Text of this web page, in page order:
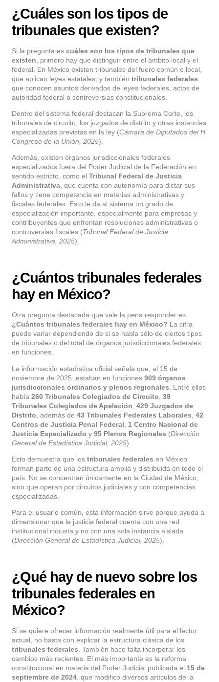
¿Cuáles son los tipos de
tribunales que existen?
Si la pregunta es cuáles son los tipos de tribunales que
existen , primero hay que distinguir entre el ámbito local y el
federal. En México existen tribunales del fuero común o local,
que aplican leyes estatales, y también tribunales federales
que conocen asuntos derivados de leyes federales, actos de
autoridad federal o controversias constitucionales.
Dentro del sistema federal destacan la Suprema Corte, los
tribunales de circuito, los juzgados de distrito y otras instancias
especializadas previstas en la ley (Cámara de Diputados del H.
Congreso de la Unión, 2025).
Además, existen órganos jurisdiccionales federales
especializados fuera del Poder Judicial de la Federación en
sentido estricto, como el Tribunal Federal de Justicia
Administrativa, que cuenta con autonomía para dictar sus
fallos y tiene competencia en materias administrativas y
fiscales federales. Esto le da al sistema un grado de
especialización importante, especialmente para empresas y
contribuyentes que enfrentan resoluciones administrativas o
controversias fiscales (Tribunal Federal de Justicia
Administrativa, 2025).
¿Cuántos tribunales federales
hay en México?
Otra pregunta destacada que vale la pena responder es:
¿Cuántos tribunales federales hay en México? La cifra
puede variar dependiendo de si se habla sólo de ciertos tipos
de tribunales o del total de órganos jurisdiccionales federales
en funciones.
La información estadística oficial señala que, al 15 de
noviembre de 2025, estaban en funciones 909 órganos
jurisdiccionales ordinarios y plenos regionales . Entre ellos
había 260 Tribunales Colegiados de Circuito 39
Tribunales Colegiados de Apelación 429 Juzgados de
Distrito , además de 43 Tribunales Federales Laborales 42
Centros de Justicia Penal Federal
1 Centro Nacional de
Justicia Especializado y 95 Plenos Regionales (Dirección
General de Estadística Judicial, 2025).
Esto demuestra que los tribunales federales en México
forman parte de una estructura amplia y distribuida en todo el
país. No se concentran únicamente en la Ciudad de México,
sino que operan por circuitos judiciales y con competencias
especializadas.
Para el usuario común, esta información sirve porque ayuda a
dimensionar que la justicia federal cuenta con una red
institucional robusta y no con una sola instancia aislada
(Dirección General de Estadística Judicial, 2025).
¿Qué hay de nuevo sobre los
tribunales federales en
México?
Si se quiere ofrecer información realmente útil para el lector
actual, no basta con explicar la estructura clásica de los
tribunales federales . También hace falta incorporar los
cambios más recientes. El más importante es la reforma
constitucional en materia del Poder Judicial publicada el 15 de
septiembre de 2024 , que modificó diversos artículos de la